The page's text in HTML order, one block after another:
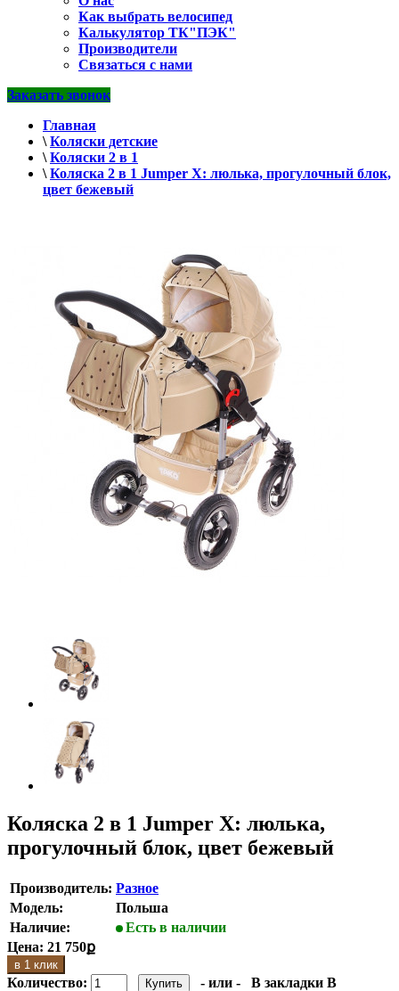
Как выбрать велосипед
Калькулятор ТК"ПЭК"
Производители
Связаться с нами
Заказать звонок
Главная
\Коляски детские
\Коляски 2 в 1
\Коляска 2 в 1 Jumper X: люлька, прогулочный блок,
цвет бежевый
Коляска 2 в 1 Jumper X: люлька,
прогулочный блок, цвет бежевый
Производитель: Разное
Модель:
Польша
Наличие:
Есть в наличии
Цена: 21 750ք
в 1 клик
Количество: - или - В закладки В